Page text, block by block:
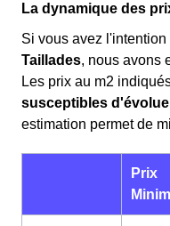
La dynamique des
Si vous avez l'intention
Taillades, nous avons
Les prix au m2
susceptibles
estimation permet de
Prix